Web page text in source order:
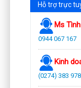
Hỗ trợ trực
Ms Tình
0944 067 167
Kinh
(0274) 383